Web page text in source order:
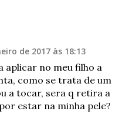
de 2017 às 18:13
aplicar no meu filho a
como se trata de um
a tocar, sera q retira a
estar na minha pele?